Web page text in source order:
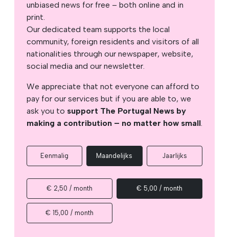
unbiased news for free – both online and in
print.
Our dedicated team supports the local
community, foreign residents and visitors of all
nationalities through our newspaper, website,
social media and our newsletter.
We appreciate that not everyone can afford to
pay for our services but if you are able to, we
ask you to support The Portugal News by
making a contribution – no matter how small.
Eenmalig Maandelijks Jaarlijks
€ 2,50 / month € 5,00 / month
€ 15,00 / month